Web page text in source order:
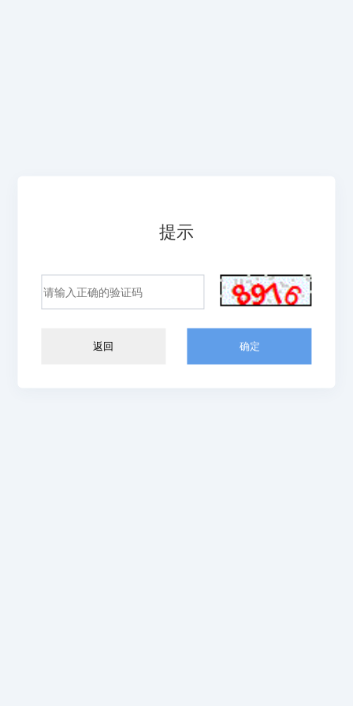
提示
返回 确定